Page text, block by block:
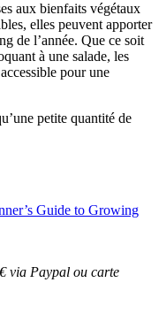
aux bienfaits végétaux
elles peuvent apporter
de l’année. Que ce soit
à une salade, les
pour une
petite quantité de
Guide to Growing
via Paypal ou carte